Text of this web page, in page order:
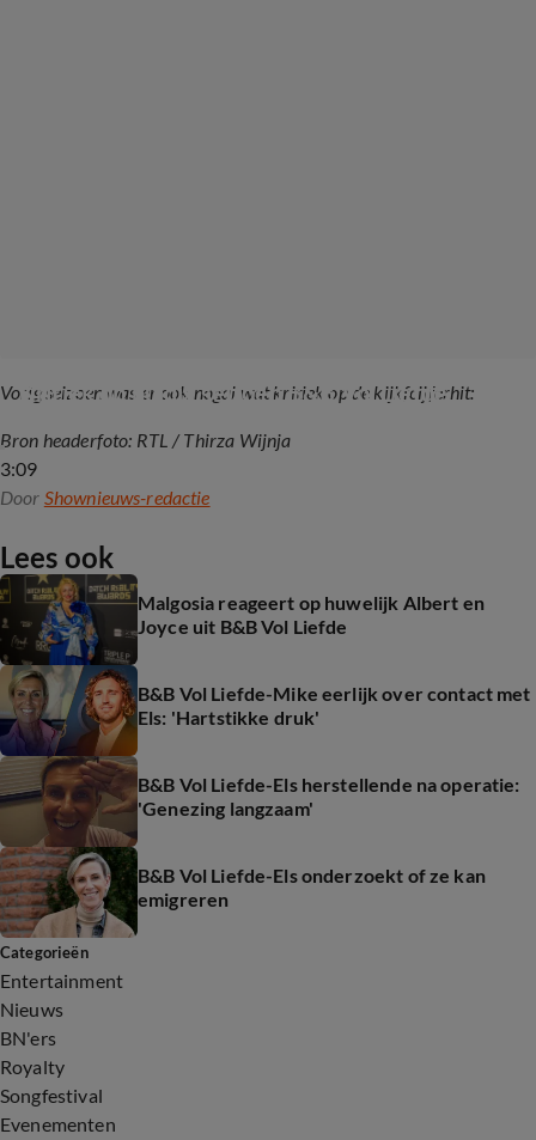
Vorig seizoen was er ook nogal wat kritiek op de kijkfcijferhit:
3:09
Kritiek op huidig seizoen B&B Vol Liefde
Bron headerfoto: RTL / Thirza Wijnja
Door Shownieuws-redactie
Lees ook
Malgosia reageert op huwelijk Albert en
Joyce uit B&B Vol Liefde
B&B Vol Liefde-Mike eerlijk over contact met
Els: 'Hartstikke druk'
B&B Vol Liefde-Els herstellende na operatie:
'Genezing langzaam'
B&B Vol Liefde-Els onderzoekt of ze kan
emigreren
Categorieën
Entertainment
Nieuws
BN'ers
Royalty
Songfestival
Evenementen